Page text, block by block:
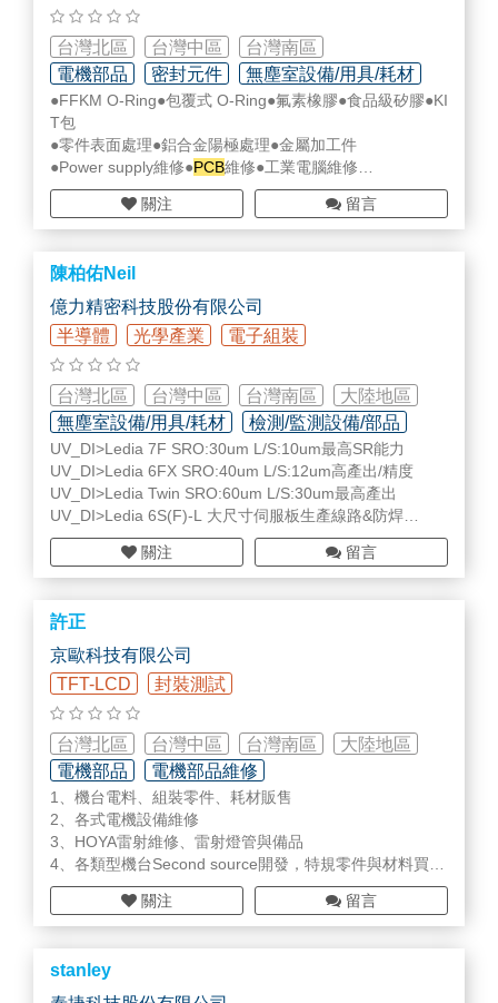
2.電控及電路，控制器，P/S維修及改善
3.電子加工零件
4.機構改造及設計
台灣北區 台灣中區
台灣南區
電機部品
密封元件 無塵室設備/用具/耗材
●FFKM O-Ring●包覆式 O-Ring●氟素橡膠●食品級矽膠●KI
T包
●零件表面處理●鋁合金陽極處理●金屬加工件
●Power supply維修●PCB維修●工業電腦維修
●電控產品、停產品協尋
http://wpweipower.com/
關注 留言
陳柏佑Neil
億力精密科技股份有限公司
半導體
光學產業 電子組裝
台灣北區 台灣中區 台灣南區
大陸地區
無塵室設備/用具/耗材
檢測/監測設備/部品
各式整機設備
UV_DI>Ledia 7F SRO:30um L/S:10um最高SR能力
UV_DI>Ledia 6FX SRO:40um L/S:12um高產出/精度
UV_DI>Ledia Twin SRO:60um L/S:30um最高產出
UV_DI>Ledia 6S(F)-L 大尺寸伺服板生產線路&防焊
LVH>MIYABI 7-X:20um雷鑽後/樹塞後孔檢查機AOI
AOI&LVH>MIYABI 7-S(B):30(60)um雷鑽/樹塞/內外層系列
AVI>FP-9200F/S 全彩HDI業界最高產出成品外觀檢查
INDASK
INDASK F
INDASK 金屬抗蝕刻噴印機(可客製化尺寸)
AMO-CTS數位絲網印刷製版機(405_LDI直接曝光機)
PCB& FPCB 的 LDI & DI 提供專業解決方案
關注 留言
許正
京歐科技有限公司
TFT-LCD
封裝測試
台灣北區 台灣中區 台灣南區
大陸地區
電機部品
電機部品維修
無塵室設備/用具/耗材
1、機台電料、組裝零件、耗材販售
2、各式電機設備維修
3、HOYA雷射維修、雷射燈管與備品
4、各類型機台Second source開發，特規零件與材料買賣
5、金屬、塑膠材料加工
6、AOI檢查機、Repair修補機研磨帶與耗材
7 、客製化PC軟體設計
8 、AI智能預警系統(PC套裝&手持式Pump管理系統）
詳細內容請來信詢問jenghsu@jing-o.com.tw
0988103455
關注 留言
stanley